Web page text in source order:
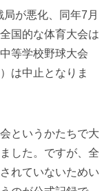
が悪化、同年7月
国的な体育大会は
等学校野球大会
は中止となりま
というかたちで大
した。ですが、全
れていないためい